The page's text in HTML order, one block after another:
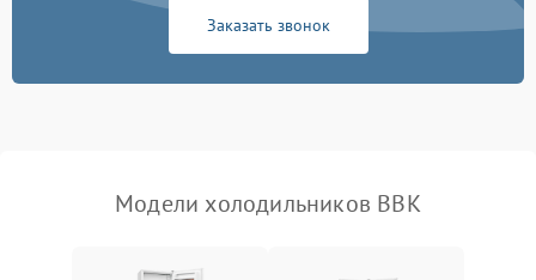
Сбой в работе инвертора
работе
2000 ₽ Подробнее →
Заказать звонок
Модели холодильников BBK